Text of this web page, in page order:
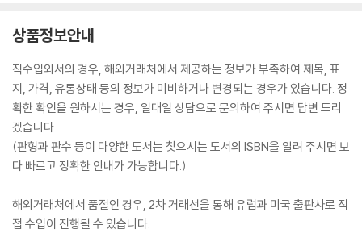
상품정보안내
직수입외서의 경우, 해외거래처에서 제공하는 정보가 부족하여 제목, 표
지, 가격, 유통상태 등의 정보가 미비하거나 변경되는 경우가 있습니다. 정
확한 확인을 원하시는 경우, 일대일 상담으로 문의하여 주시면 답변 드리
겠습니다.
(판형과 판수 등이 다양한 도서는 찾으시는 도서의 ISBN을 알려 주시면 보
다 빠르고 정확한 안내가 가능합니다.)
해외거래처에서 품절인 경우, 2차 거래선을 통해 유럽과 미국 출판사로 직
접 수입이 진행될 수 있습니다.